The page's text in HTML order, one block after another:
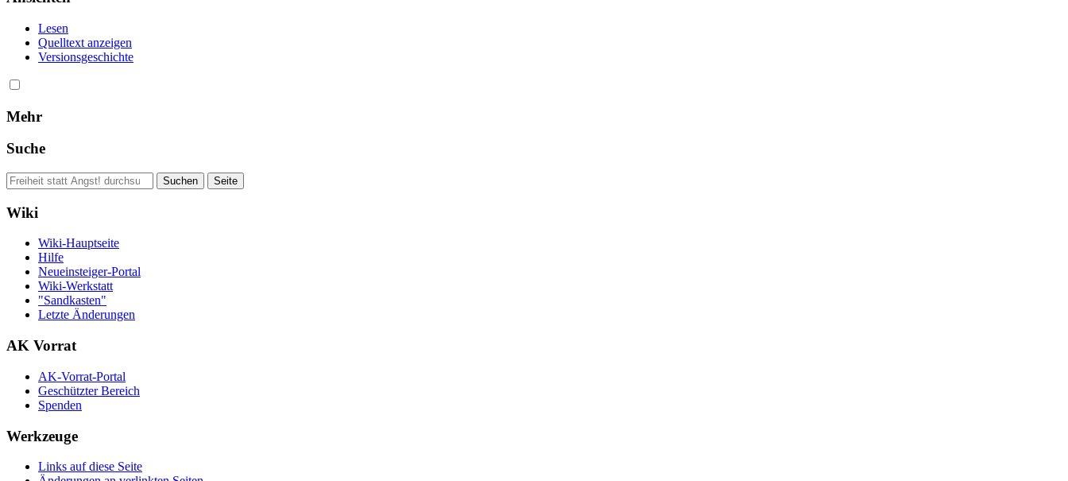
Lesen
Quelltext anzeigen
Versionsgeschichte
Mehr
Suche
Wiki
Wiki-Hauptseite
Hilfe
Neueinsteiger-Portal
Wiki-Werkstatt
"Sandkasten"
Letzte Änderungen
AK Vorrat
AK-Vorrat-Portal
Geschützter Bereich
Spenden
Werkzeuge
Links auf diese Seite